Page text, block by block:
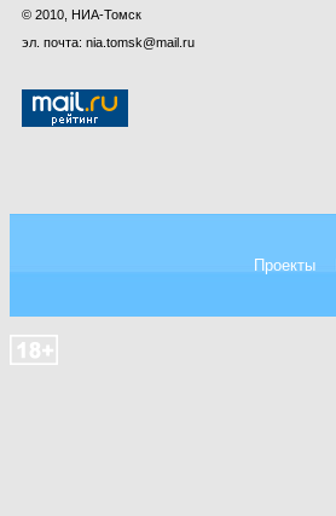
© 2010, НИА-Томск
эл. почта: nia.tomsk@mail.ru
Проекты